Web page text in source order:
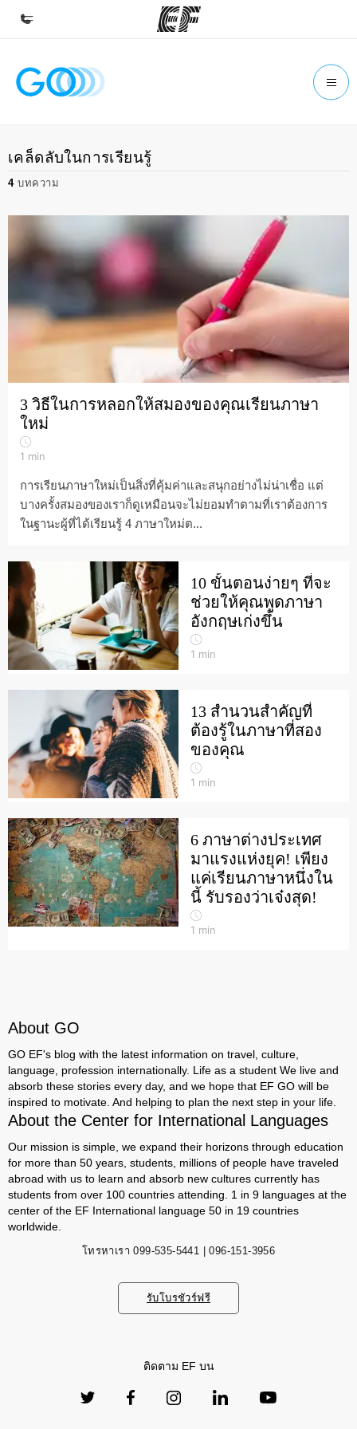
หน้าหลัก
ดูโปรแกรมทั้งหมด
สำนักงาน
ค้นหาสำนักงานที่ใกล้กับคุณ
เกี่ยวกับเรา
อาชีพ
เคล็ดลับในการเรียนรู้
4 บทความ
3 วิธีในการหลอกให้สมองของคุณเรียนภาษา
ใหม่
1 min
การเรียนภาษาใหม่เป็นสิ่งที่คุ้มค่าและสนุกอย่างไม่น่าเชื่อ แต่
บางครั้งสมองของเราก็ดูเหมือนจะไม่ยอมทำตามที่เราต้องการ
ในฐานะผู้ที่ได้เรียนรู้ 4 ภาษาใหม่ต...
10 ขั้นตอนง่ายๆ ที่จะ
ช่วยให้คุณพูดภาษา
อังกฤษเก่งขึ้น
1 min
13 สำนวนสำคัญที่
ต้องรู้ในภาษาที่สอง
ของคุณ
1 min
6 ภาษาต่างประเทศ
มาแรงแห่งยุค! เพียง
แค่เรียนภาษาหนึ่งใน
นี้ รับรองว่าเจ๋งสุด!
1 min
About GO
GO EF's blog with the latest information on travel, culture,
language, profession internationally. Life as a student We live and
absorb these stories every day, and we hope that EF GO will be
inspired to motivate. And helping to plan the next step in your life.
About the Center for International Languages
Our mission is simple, we expand their horizons through education
for more than 50 years, students, millions of people have traveled
abroad with us to learn and absorb new cultures currently has
students from over 100 countries attending. 1 in 9 languages ​​at the
center of the EF International language 50 in 19 countries
worldwide.
โทรหาเรา 099-535-5441 | 096-151-3956
รับโบรชัวร์ฟรี
ติดตาม EF บน